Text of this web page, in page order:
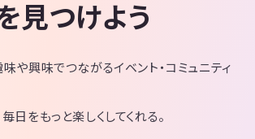
見つけよう
や興味でつながるイベント・コミュニティ
日をもっと楽しくしてくれる。